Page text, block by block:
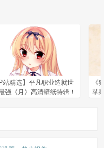
P站精选】平凡职业造就世
强《月》高清壁纸特辑！
《
苹